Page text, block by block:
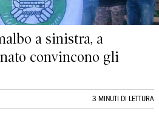
a sinistra, a
convincono gli
3 MINUTI DI LETTURA